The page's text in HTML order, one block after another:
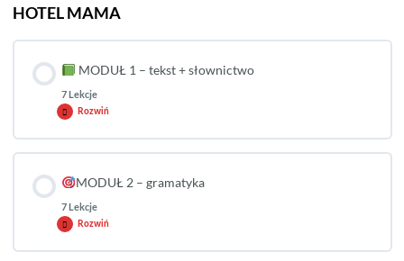
HOTEL MAMA
MODUŁ 1 – tekst + słownictwo
7 Lekcje
Rozwiń
MODUŁ 2 – gramatyka
7 Lekcje
Rozwiń